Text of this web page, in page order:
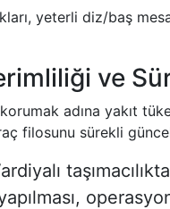
yeterli diz/baş
ve
adına yakıt
filosunu sürekli